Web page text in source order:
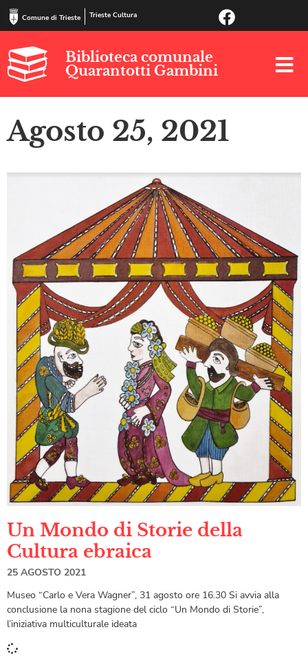
Comune di Trieste Trieste Cultura
Biblioteca comunale
Quarantotti Gambini
Agosto 25, 2021
Un Mondo di Storie della
Cultura ebraica
25 AGOSTO 2021
Museo “Carlo e Vera Wagner”, 31 agosto ore 16.30 Si avvia alla
conclusione la nona stagione del ciclo “Un Mondo di Storie”,
l’iniziativa multiculturale ideata